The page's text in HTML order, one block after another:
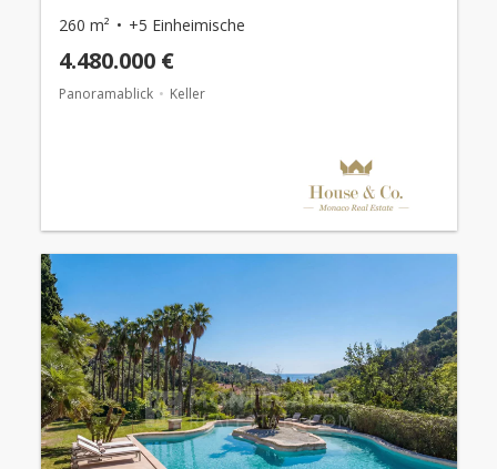
260 m² +5 Einheimische
4.480.000 €
Panoramablick Keller